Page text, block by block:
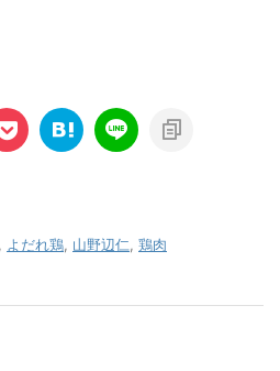
よだれ鶏 山野辺仁 鶏肉